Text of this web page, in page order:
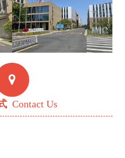
Contact Us